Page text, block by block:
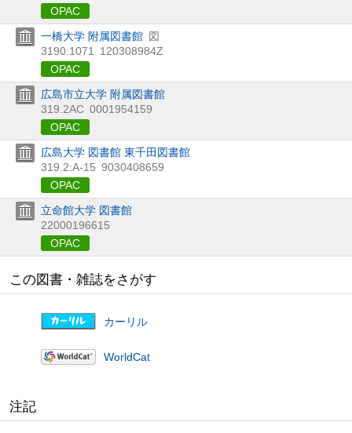
OPAC
一橋大学 附属図書館 図
3190:1071
120308984Z
OPAC
広島市立大学 附属図書館
319.2AC 0001954159
OPAC
広島大学 図書館 東千田図書館
319.2:A-15 9030408659
OPAC
立命館大学 図書館
22000196615
OPAC
この図書・雑誌をさがす
カーリル
WorldCat
注記